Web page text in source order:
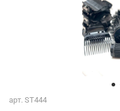
арт. ST444